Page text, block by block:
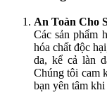
An Toàn Cho
Các sản phẩm
hóa chất độc
da, kể cả làn
Chúng tôi cam
bạn yên tâm